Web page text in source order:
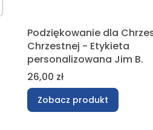
Podziękowanie dla
Chrzestnej - Etykieta
personalizowana Jim B.
Cena
26,00 zł
Zobacz produkt